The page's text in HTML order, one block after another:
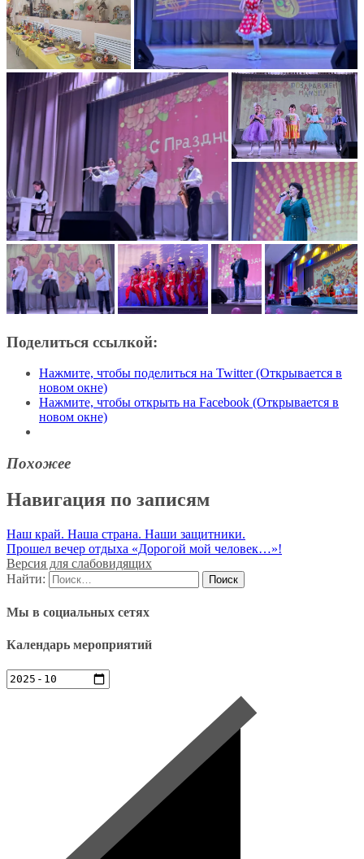
Поделиться ссылкой:
Нажмите, чтобы поделиться на Twitter (Открывается в
новом окне)
Нажмите, чтобы открыть на Facebook (Открывается в
новом окне)
Похожее
Навигация по записям
Наш край. Наша страна. Наши защитники.
Прошел вечер отдыха «Дорогой мой человек…»!
Версия для слабовидящих
Найти:
Мы в социальных сетях
Календарь мероприятий